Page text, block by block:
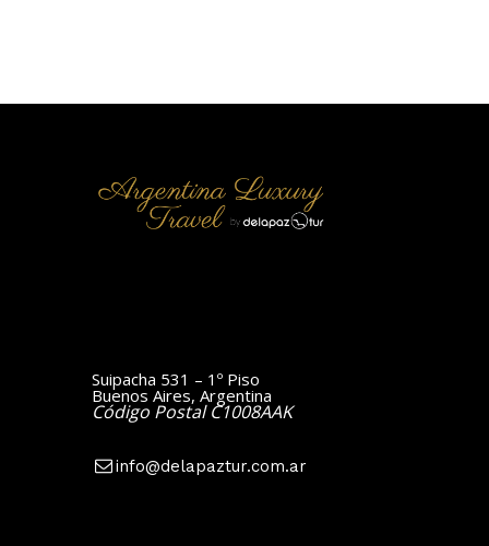
Suipacha 531 – 1º Piso
Buenos Aires, Argentina
Código Postal C1008AAK
info@delapaztur.com.ar